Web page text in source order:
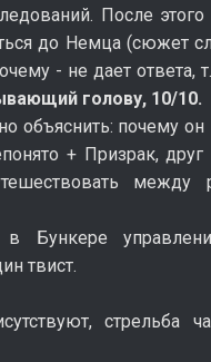
После
до Немца (сюжет
- не дает ответа,
голову, 10/10.
объяснить: почему
+ Призрак,
в Бункере
твист.
стрельба